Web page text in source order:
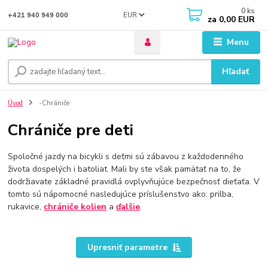
Menu
EUR
Hľadať
+421 940 949 000 0 ks
za 0,00 EUR
Úvod -Chrániče
Chrániče pre deti
Spoločné jazdy na bicykli s deťmi sú zábavou z každodenného
života dospelých i batoliat. Mali by ste však pamätať na to, že
dodržiavate základné pravidlá ovplyvňujúce bezpečnosť dieťaťa. V
tomto sú nápomocné nasledujúce príslušenstvo ako: prilba,
rukavice, chrániče kolien aďalšie.
Upresniť parametre